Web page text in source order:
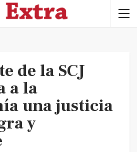
de la SCJ
a la
una justicia
y